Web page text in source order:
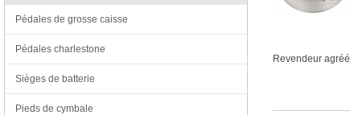
Revendeur agréé
Pédales de grosse caisse
Pédales charlestone
Sièges de batterie
Pieds de cymbale